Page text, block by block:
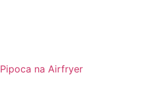
Pipoca na Airfryer